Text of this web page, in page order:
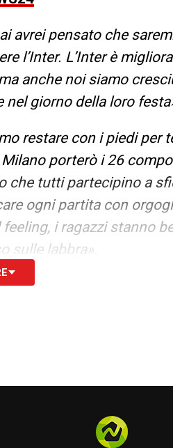
avrei pensato che
l’Inter. L’Inter è
anche noi siamo
nel giorno della loro
restare con i piedi per
porterò i 26
che tutti partecipino a
ogni partita con
i ragazzi stanno
sulle labbra».